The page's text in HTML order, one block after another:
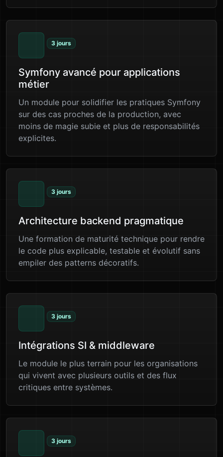
3 jours
Symfony avancé pour applications
métier
Un module pour solidifier les pratiques Symfony
sur des cas proches de la production, avec
moins de magie subie et plus de responsabilités
explicites.
3 jours
Architecture backend pragmatique
Une formation de maturité technique pour rendre
le code plus explicable, testable et évolutif sans
empiler des patterns décoratifs.
3 jours
Intégrations SI & middleware
Le module le plus terrain pour les organisations
qui vivent avec plusieurs outils et des flux
critiques entre systèmes.
3 jours